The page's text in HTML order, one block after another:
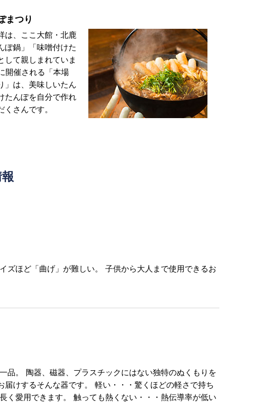
まつり
は、ここ大館・北鹿
ぽ鍋」「味噌付けた
して親しまれていま
開催される「本場
」は、美味しいたん
たんぽを自分で作れ
さんです。
ズほど「曲げ」が難しい。 子供から大人まで使用できるお
品。 陶器、磁器、プラスチックにはない独特のぬくもりを
けするそんな器です。 軽い・・・驚くほどの軽さで持ち
く愛用できます。 触っても熱くない・・・熱伝導率が低い